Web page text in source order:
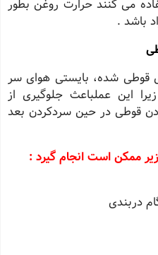
مى کنند حرارت روغن بطور
قوطى شده، بایستى هواى سر
این عملباعث جلوگیرى از
قوطى در حین سردکردن بعد
ممکن است انجام گیرد :